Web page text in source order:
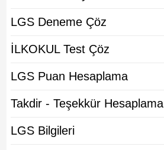
LGS Deneme Çöz
İLKOKUL Test Çöz
LGS Puan Hesaplama
Takdir - Teşekkür Hesaplama
LGS Bilgileri